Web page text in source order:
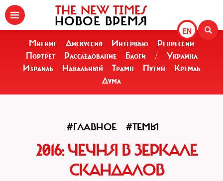
EN
THE NEW TIMES
НОВОЕ ВРЕМЯ
Мнение Дискуссия Интервью
Репрессии
Портрет
Расследование Блоги /
Украина
Израиль
Навальный Трамп Путин
Кремль
Дума
#ГЛАВНОЕ #ТЕМЫ
2016: ЧЕЧНЯ В ЗЕРКАЛЕ
СКАНДАЛОВ